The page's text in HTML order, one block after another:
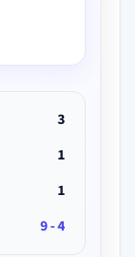
3
1
1
9 - 4